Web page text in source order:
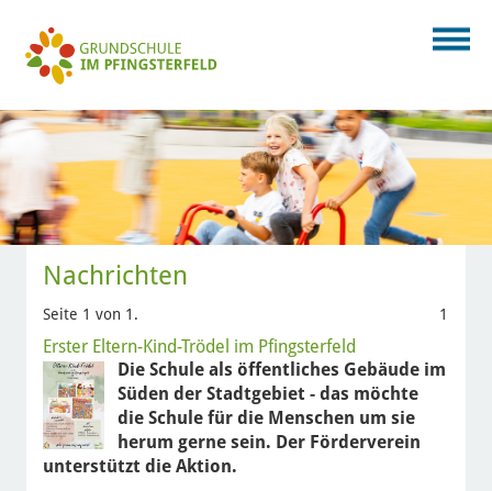
Nachrichten
Seite 1 von 1. 1
Erster Eltern-Kind-Trödel im Pfingsterfeld
Die Schule als öffentliches Gebäude im
Süden der Stadtgebiet - das möchte
die Schule für die Menschen um sie
herum gerne sein. Der Förderverein
unterstützt die Aktion.